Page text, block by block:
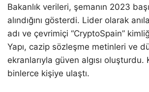
Bakanlık verileri, şemanın 2023
alındığını gösterdi. Lider olarak
adı ve çevrimiçi “CryptoSpain”
Yapı, cazip sözleşme metinleri ve
ekranlarıyla güven algısı oluşturdu.
binlerce kişiye ulaştı.